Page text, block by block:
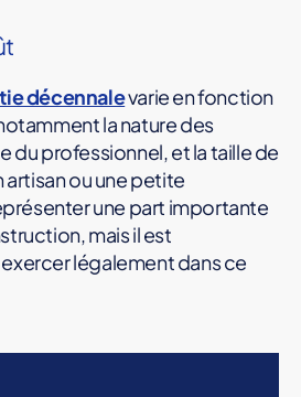
décennalevarie en fonction
la nature des
du professionnel, et la taille de
artisan ou une petite
une part importante
mais il est
légalement dans ce